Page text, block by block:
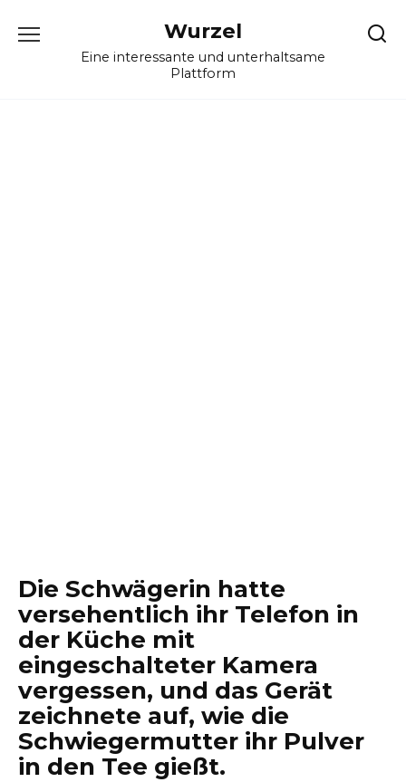
Wurzel
Eine interessante und unterhaltsame
Plattform
Die Schwägerin hatte
versehentlich ihr Telefon in
der Küche mit
eingeschalteter Kamera
vergessen, und das Gerät
zeichnete auf, wie die
Schwiegermutter ihr Pulver
in den Tee gießt.